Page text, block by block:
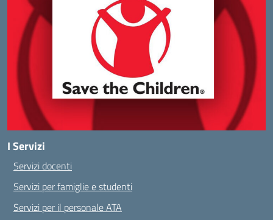
I Servizi
Servizi docenti
Servizi per famiglie e studenti
Servizi per il personale ATA